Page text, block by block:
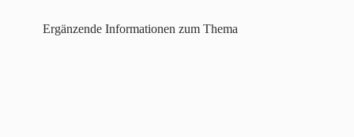
Ergänzende Informationen zum Thema